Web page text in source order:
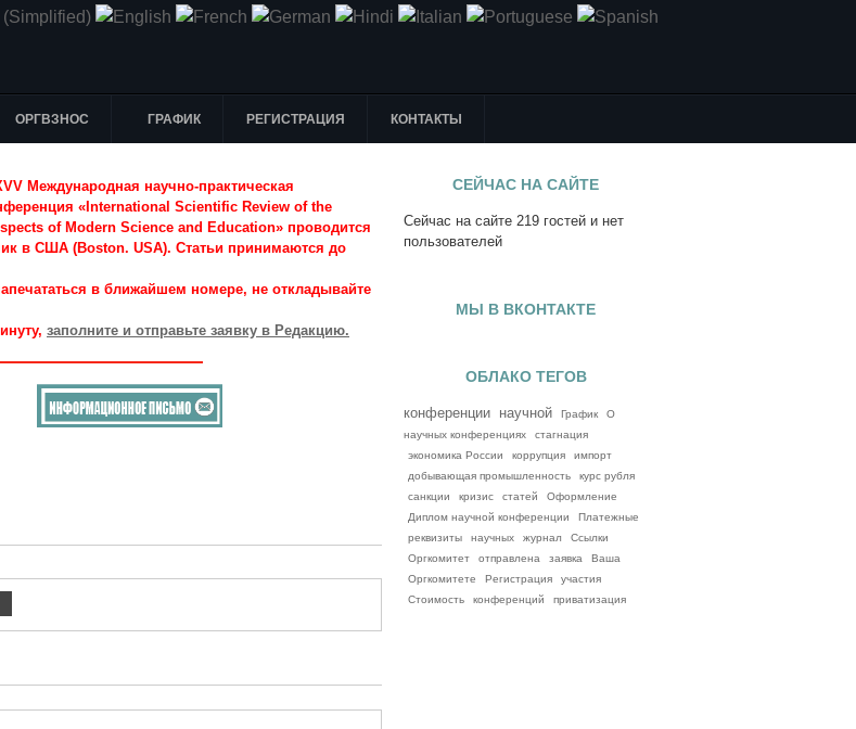
ОРГВЗНОС ГРАФИК РЕГИСТРАЦИЯ КОНТАКТЫ
Международная научно-практическая
«International Scientific Review of the
of Modern Science and Education» проводится
в США (Boston. USA). Статьи принимаются до
в ближайшем номере, не откладывайте
заполните и отправьте заявку в Редакцию.
СЕЙЧАС НА САЙТЕ
Сейчас на сайте 219 гостей и нет
пользователей
МЫ В ВКОНТАКТЕ
ОБЛАКО ТЕГОВ
конференции научной График
О
научных конференциях
стагнация
экономика России
коррупция
импорт
добывающая промышленность
курс рубля
санкции
кризис статей
Оформление
Диплом научной конференции
Платежные
реквизиты
научных журнал
Ссылки
Оргкомитет
отправлена заявка
Ваша
Оргкомитете
Регистрация
участия
Стоимость
конференций приватизация